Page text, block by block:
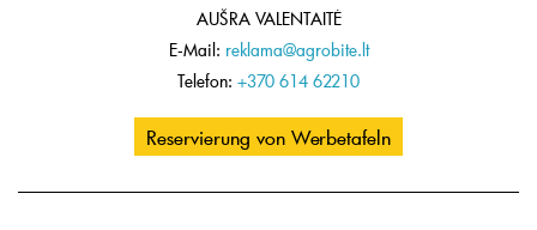
AUŠRA VALENTAITĖ
E-Mail: reklama@agrobite.lt
Telefon: +370 614 62210
Reservierung von Werbetafeln